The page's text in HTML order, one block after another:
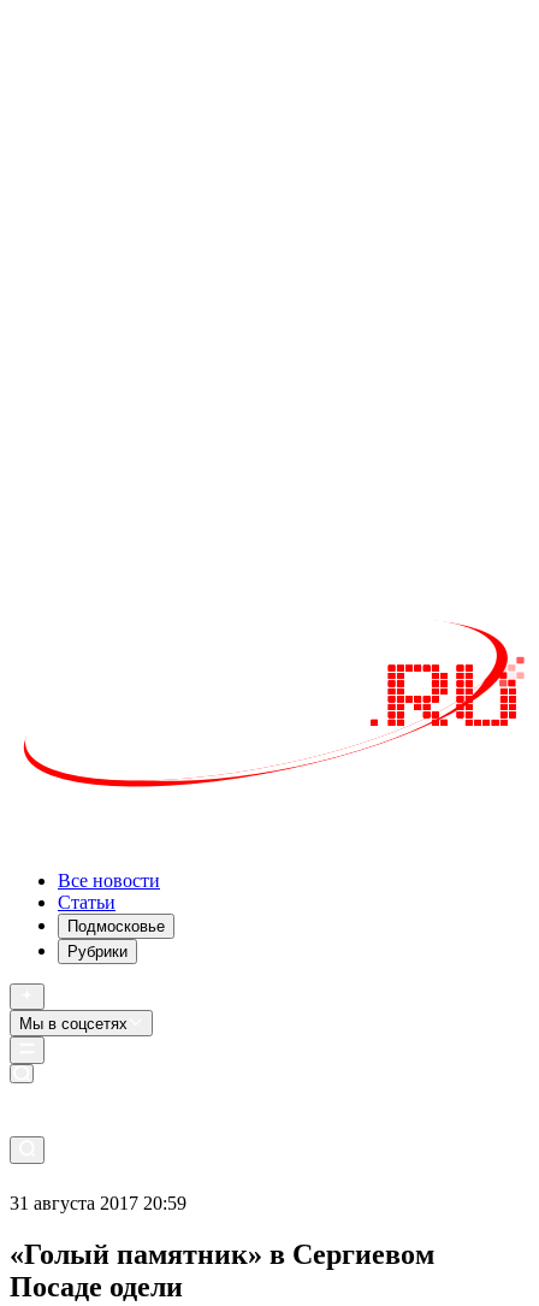
Все новости
Статьи
Подмосковье
Рубрики
Мы в соцсетях
31 августа 2017 20:59
«Голый памятник» в Сергиевом
Посаде одели